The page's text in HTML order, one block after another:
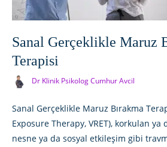
Sanal Gerçeklikle Maruz
Terapisi
Dr Klinik Psikolog Cumhur Avcil
Sanal Gerçeklikle Maruz Bırakma
Exposure Therapy, VRET), korkulan ya
nesne ya da sosyal etkileşim gibi